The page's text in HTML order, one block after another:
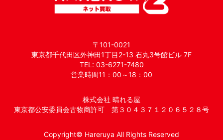
〒101-0021
東京都千代田区外神田1丁目2-13 石丸3号館ビル 7F
TEL: 03-6271-7480
営業時間11：00～18：00
株式会社 晴れる屋
東京都公安委員会古物商許可 第３０４３７１２０６５２８号
Copyright© Hareruya All Rights Reserved